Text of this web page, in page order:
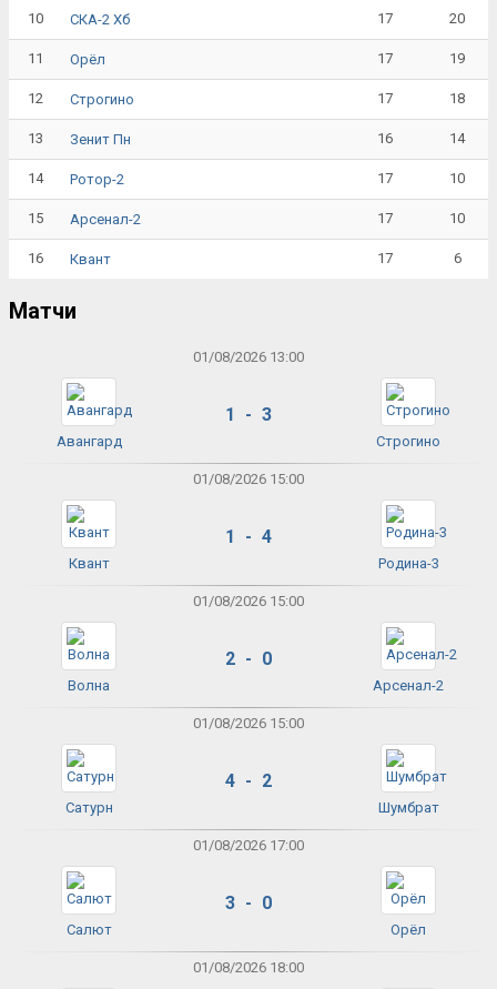
10 СКА-2 Хб 17 20
11 Орёл 17 19
12 Строгино 17 18
13 Зенит Пн 16 14
14 Ротор-2 17 10
15 Арсенал-2 17 10
16 Квант 17 6
Матчи
01/08/2026 13:00
Авангард
1 - 3
Строгино
01/08/2026 15:00
Квант
1 - 4
Родина-3
01/08/2026 15:00
Волна
2 - 0
Арсенал-2
01/08/2026 15:00
Сатурн
4 - 2
Шумбрат
01/08/2026 17:00
Салют
3 - 0
Орёл
01/08/2026 18:00